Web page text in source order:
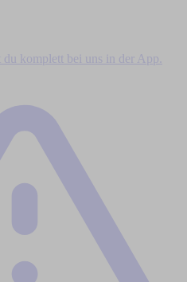
komplett bei uns in der App.